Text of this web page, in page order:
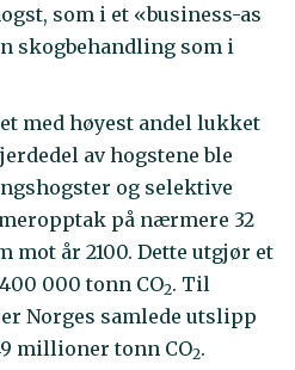
som i et «business-as
skogbehandling som i
med høyest andel lukket
av hogstene ble
og selektive
på nærmere 32
mot år 2100. Dette utgjør et
000 tonn CO2. Til
Norges samlede utslipp
millioner tonn CO2.